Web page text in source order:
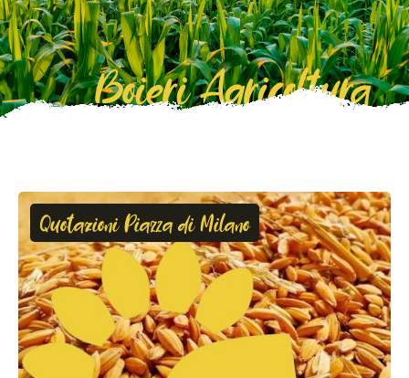
Boieri Agricoltura
Quotazioni Piazza di Milano